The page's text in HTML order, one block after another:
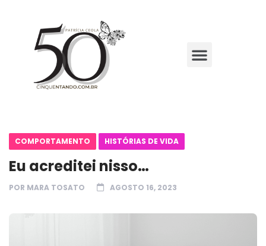
COMPORTAMENTO HISTÓRIAS DE VIDA
Eu acreditei nisso…
POR MARA TOSATO AGOSTO 16, 2023